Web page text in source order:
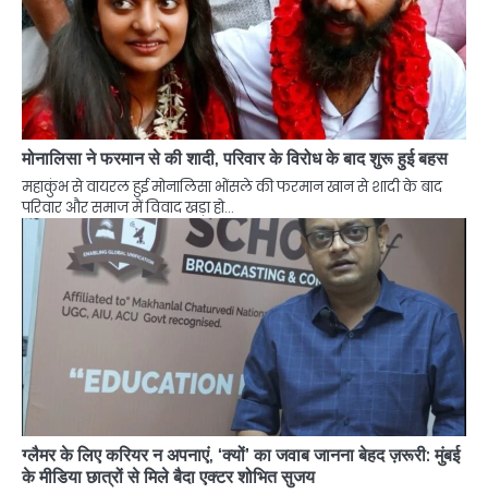
मोनालिसा ने फरमान से की शादी, परिवार के विरोध के बाद शुरू हुई बहस
महाकुंभ से वायरल हुई मोनालिसा भोंसले की फरमान खान से शादी के बाद
परिवार और समाज में विवाद खड़ा हो…
ग्लैमर के लिए करियर न अपनाएं, ‘क्यों’ का जवाब जानना बेहद ज़रूरी: मुंबई
के मीडिया छात्रों से मिले बैदा एक्टर शोभित सुजय